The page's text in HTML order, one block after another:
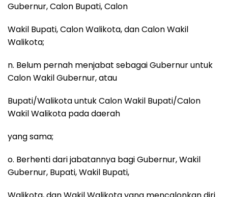
Gubernur, Calon Bupati, Calon
Wakil Bupati, Calon Walikota, dan Calon Wakil
Walikota;
n. Belum pernah menjabat sebagai Gubernur untuk
Calon Wakil Gubernur, atau
Bupati/Walikota untuk Calon Wakil Bupati/Calon
Wakil Walikota pada daerah
yang sama;
o. Berhenti dari jabatannya bagi Gubernur, Wakil
Gubernur, Bupati, Wakil Bupati,